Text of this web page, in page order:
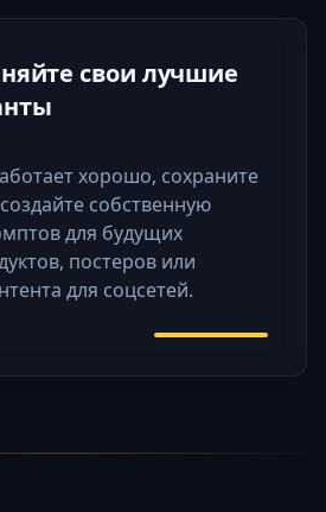
свои лучшие
хорошо, сохраните
собственную
для будущих
постеров или
для соцсетей.